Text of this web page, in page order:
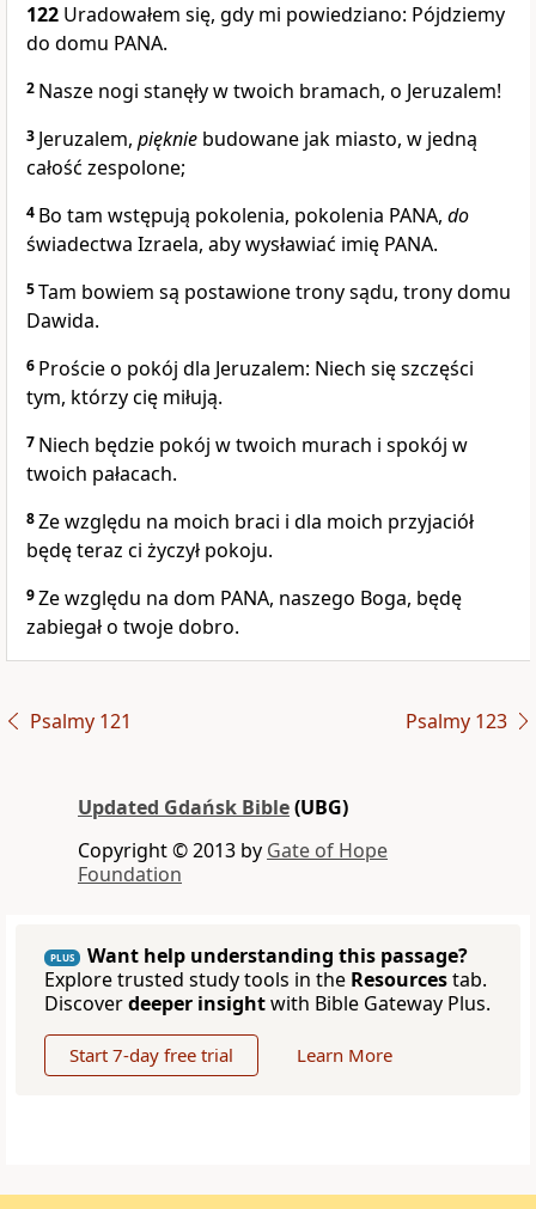
122 Uradowałem się, gdy mi powiedziano: Pójdziemy
do domu PANA.
2 Nasze nogi stanęły w twoich bramach, o Jeruzalem!
3 Jeruzalem, pięknie budowane jak miasto, w jedną
całość zespolone;
4 Bo tam wstępują pokolenia, pokolenia PANA, do
świadectwa Izraela, aby wysławiać imię PANA.
5Tam bowiem są postawione trony sądu, trony domu
Dawida.
6 Proście o pokój dla Jeruzalem: Niech się szczęści
tym, którzy cię miłują.
7 Niech będzie pokój w twoich murach i spokój w
twoich pałacach.
8Ze względu na moich braci i dla moich przyjaciół
będę teraz ci życzył pokoju.
9Ze względu na dom PANA, naszego Boga, będę
zabiegał o twoje dobro.
Psalmy 121 Psalmy 123
Updated Gdańsk Bible(UBG)
Copyright © 2013 by Gate of Hope
Foundation
PLUS
Want help understanding this passage?
Explore trusted study tools in the Resourcestab.
Discoverdeeper insightwith Bible Gateway Plus.
Start 7-day free trial Learn More